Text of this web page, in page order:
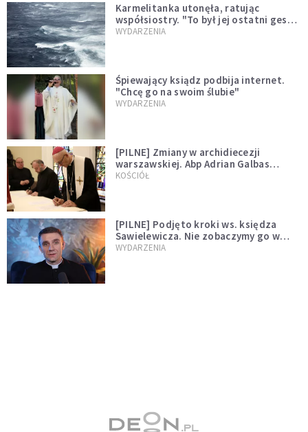
Karmelitanka utonęła, ratując
współsiostry. "To był jej ostatni gest
miłości"
WYDARZENIA
Śpiewający ksiądz podbija internet.
"Chcę go na swoim ślubie"
WYDARZENIA
[PILNE] Zmiany w archidiecezji
warszawskiej. Abp Adrian Galbas
wręczył dekrety nowym proboszczom
KOŚCIÓŁ
[PILNE] Podjęto kroki ws. księdza
Sawielewicza. Nie zobaczymy go w
mediach
WYDARZENIA